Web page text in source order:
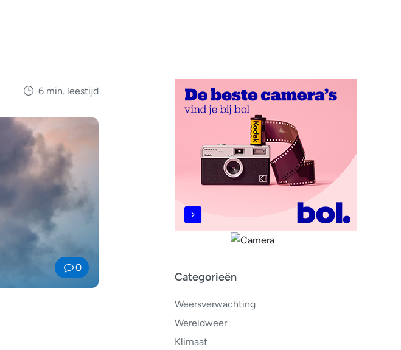
Categorieën
Weersverwachting
Wereldweer
Klimaat
6 min. leestijd
0